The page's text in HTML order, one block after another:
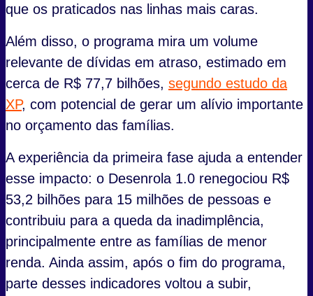
que os praticados nas linhas mais caras.
Além disso, o programa mira um volume
relevante de dívidas em atraso, estimado em
cerca de R$ 77,7 bilhões, segundo estudo da
XP, com potencial de gerar um alívio importante
no orçamento das famílias.
A experiência da primeira fase ajuda a entender
esse impacto: o Desenrola 1.0 renegociou R$
53,2 bilhões para 15 milhões de pessoas e
contribuiu para a queda da inadimplência,
principalmente entre as famílias de menor
renda. Ainda assim, após o fim do programa,
parte desses indicadores voltou a subir,